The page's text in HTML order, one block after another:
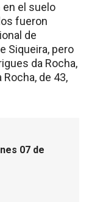
el suelo
fueron
de
Siqueira, pero
da Rocha,
de 43,
07 de